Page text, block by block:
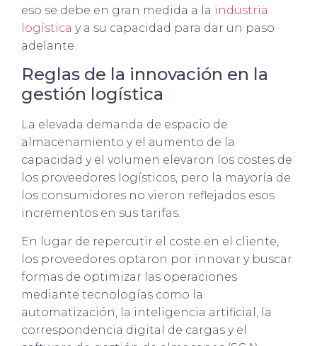
eso se debe en gran medida a la industria
logística y a su capacidad para dar un paso
adelante.
Reglas de la innovación en la
gestión logística
La elevada demanda de espacio de
almacenamiento y el aumento de la
capacidad y el volumen elevaron los costes de
los proveedores logísticos, pero la mayoría de
los consumidores no vieron reflejados esos
incrementos en sus tarifas.
En lugar de repercutir el coste en el cliente,
los proveedores optaron por innovar y buscar
formas de optimizar las operaciones
mediante tecnologías como la
automatización, la inteligencia artificial, la
correspondencia digital de cargas y el